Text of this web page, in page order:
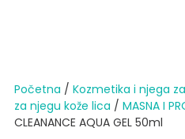
Početna / Kozmetika i njega
za njegu kože lica / MASNA I
CLEANANCE AQUA GEL 50ml